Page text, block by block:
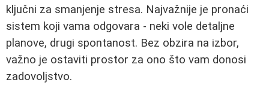
ključni za smanjenje stresa. Najvažnije je pronaći
sistem koji vama odgovara - neki vole detaljne
planove, drugi spontanost. Bez obzira na izbor,
važno je ostaviti prostor za ono što vam donosi
zadovoljstvo.